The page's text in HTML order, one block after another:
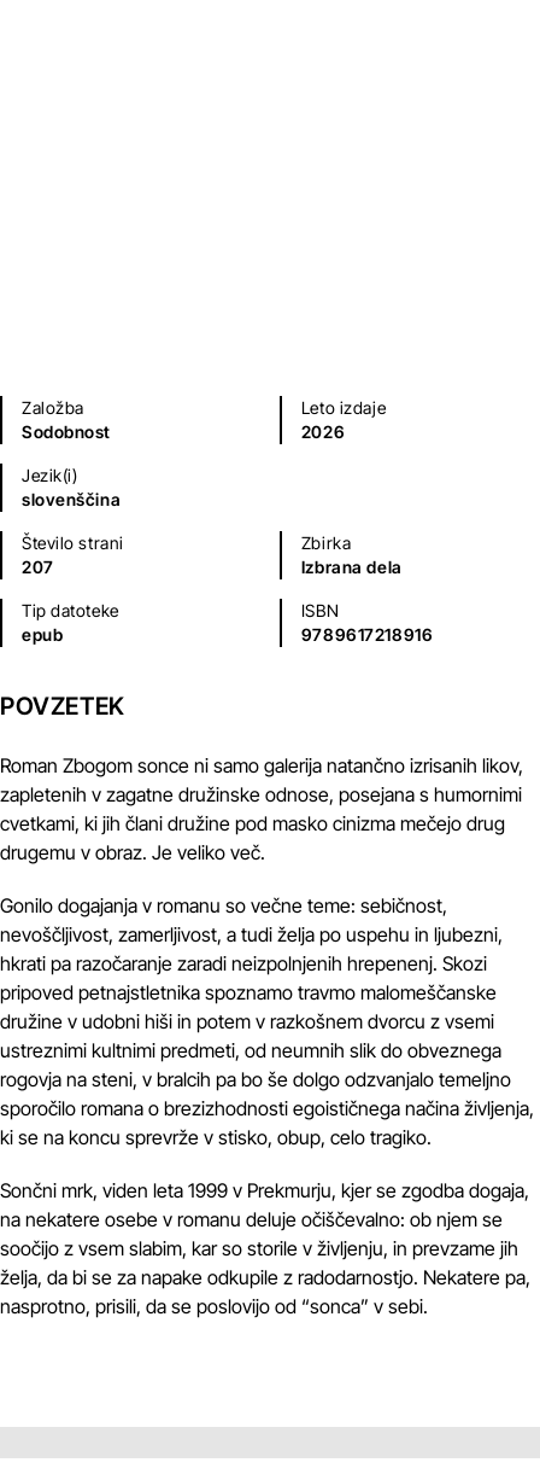
Založba
Sodobnost
Leto izdaje
2026
Jezik(i)
slovenščina
Število strani
207
Zbirka
Izbrana dela
Tip datoteke
epub
ISBN
9789617218916
POVZETEK
Roman Zbogom sonce ni samo galerija natančno izrisanih likov,
zapletenih v zagatne družinske odnose, posejana s humornimi
cvetkami, ki jih člani družine pod masko cinizma mečejo drug
drugemu v obraz. Je veliko več.
Gonilo dogajanja v romanu so večne teme: sebičnost,
nevoščljivost, zamerljivost, a tudi želja po uspehu in ljubezni,
hkrati pa razočaranje zaradi neizpolnjenih hrepenenj. Skozi
pripoved petnajstletnika spoznamo travmo malomeščanske
družine v udobni hiši in potem v razkošnem dvorcu z vsemi
ustreznimi kultnimi predmeti, od neumnih slik do obveznega
rogovja na steni, v bralcih pa bo še dolgo odzvanjalo temeljno
sporočilo romana o brezizhodnosti egoističnega načina življenja,
ki se na koncu sprevrže v stisko, obup, celo tragiko.
Sončni mrk, viden leta 1999 v Prekmurju, kjer se zgodba dogaja,
na nekatere osebe v romanu deluje očiščevalno: ob njem se
soočijo z vsem slabim, kar so storile v življenju, in prevzame jih
želja, da bi se za napake odkupile z radodarnostjo. Nekatere pa,
nasprotno, prisili, da se poslovijo od “sonca” v sebi.